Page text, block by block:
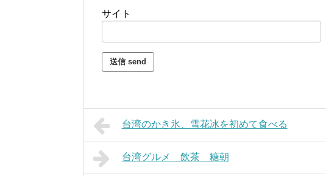
サイト
台湾のかき氷、雪花冰を初めて食べる
台湾グルメ 飲茶 糖朝